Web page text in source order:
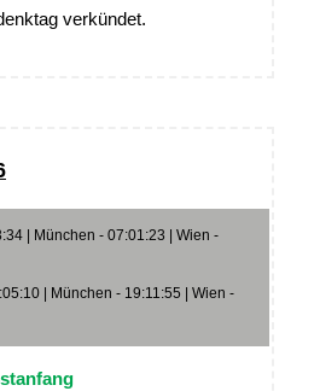
verkündet.
| München - 07:01:23 | Wien -
| München - 19:11:55 | Wien -